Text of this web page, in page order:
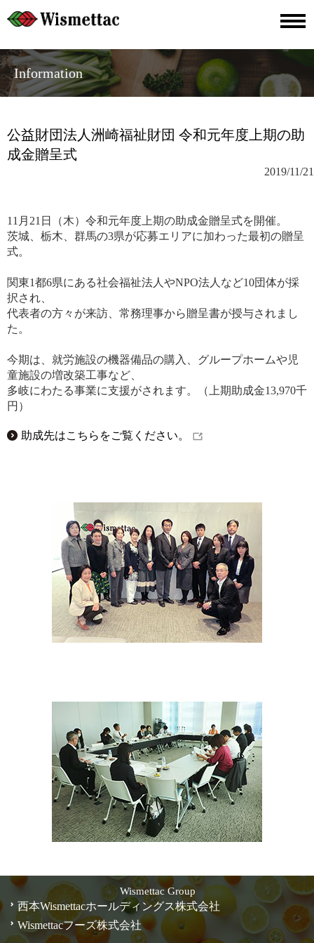
Information
公益財団法人洲崎福祉財団 令和元年度上期の助
成金贈呈式
2019/11/21
11月21日（木）令和元年度上期の助成金贈呈式を開催。
茨城、栃木、群馬の3県が応募エリアに加わった最初の贈呈
式。
関東1都6県にある社会福祉法人やNPO法人など10団体が採
択され、
代表者の方々が来訪、常務理事から贈呈書が授与されまし
た。
今期は、就労施設の機器備品の購入、グループホームや児
童施設の増改築工事など、
多岐にわたる事業に支援がされます。（上期助成金13,970千
円）
助成先はこちらをご覧ください。
Wismettac Group
西本Wismettacホールディングス株式会社
Wismettacフーズ株式会社